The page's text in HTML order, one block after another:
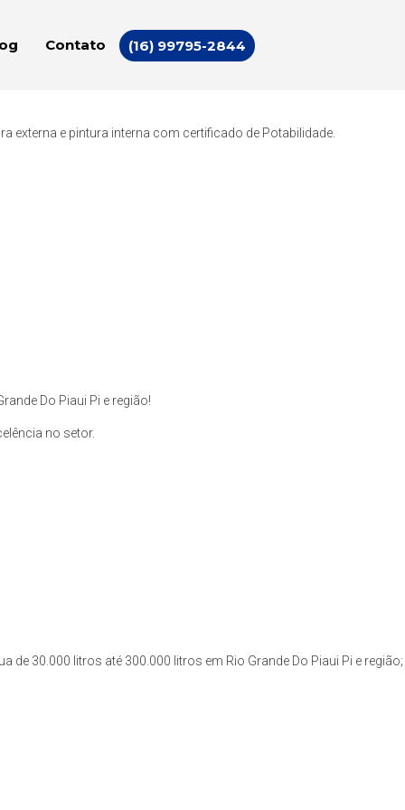
Contato (16) 99795-2844
e pintura interna com certificado de Potabilidade.
Do Piaui Pi e região!
no setor.
de 30.000 litros até 300.000 litros em Rio Grande Do Piaui Pi e região;